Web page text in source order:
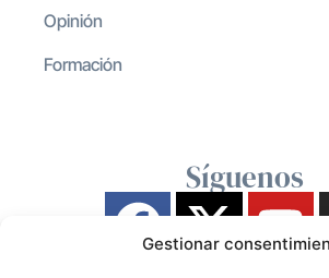
Gestionar
Opinión
Formación
Síguenos